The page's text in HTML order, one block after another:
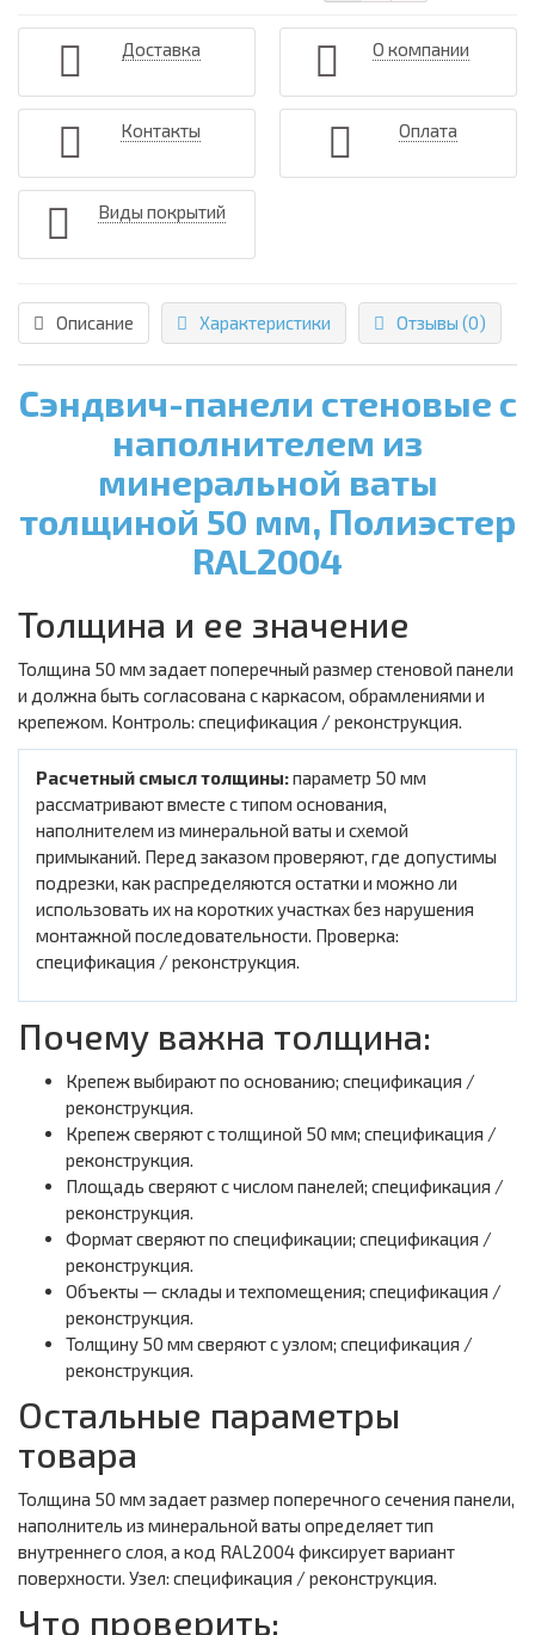
Доставка О компании
Контакты Оплата
Виды покрытий
Описание Характеристики Отзывы (0)
Сэндвич-панели стеновые с
наполнителем из
минеральной ваты
толщиной 50 мм, Полиэстер
RAL2004
Толщина и ее значение
Толщина 50 мм задает поперечный размер стеновой панели
и должна быть согласована с каркасом, обрамлениями и
крепежом. Контроль: спецификация / реконструкция.
Расчетный смысл толщины:параметр 50 мм
рассматривают вместе с типом основания,
наполнителем из минеральной ваты и схемой
примыканий. Перед заказом проверяют, где допустимы
подрезки, как распределяются остатки и можно ли
использовать их на коротких участках без нарушения
монтажной последовательности. Проверка:
спецификация / реконструкция.
Почему важна толщина:
Крепеж выбирают по основанию; спецификация /
реконструкция.
Крепеж сверяют с толщиной 50 мм; спецификация /
реконструкция.
Площадь сверяют с числом панелей; спецификация /
реконструкция.
Формат сверяют по спецификации; спецификация /
реконструкция.
Объекты — склады и техпомещения; спецификация /
реконструкция.
Толщину 50 мм сверяют с узлом; спецификация /
реконструкция.
Остальные параметры
товара
Толщина 50 мм задает размер поперечного сечения панели,
наполнитель из минеральной ваты определяет тип
внутреннего слоя, а код RAL2004 фиксирует вариант
поверхности. Узел: спецификация / реконструкция.
Что проверить: